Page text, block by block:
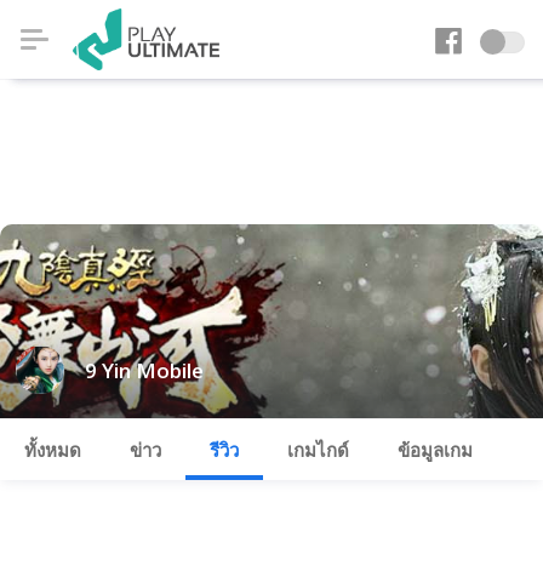
9 Yin Mobile
ทั้งหมด ข่าว รีวิว เกมไกด์ ข้อมูลเกม